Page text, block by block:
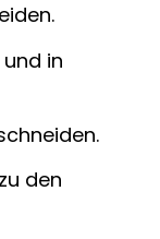
in
den